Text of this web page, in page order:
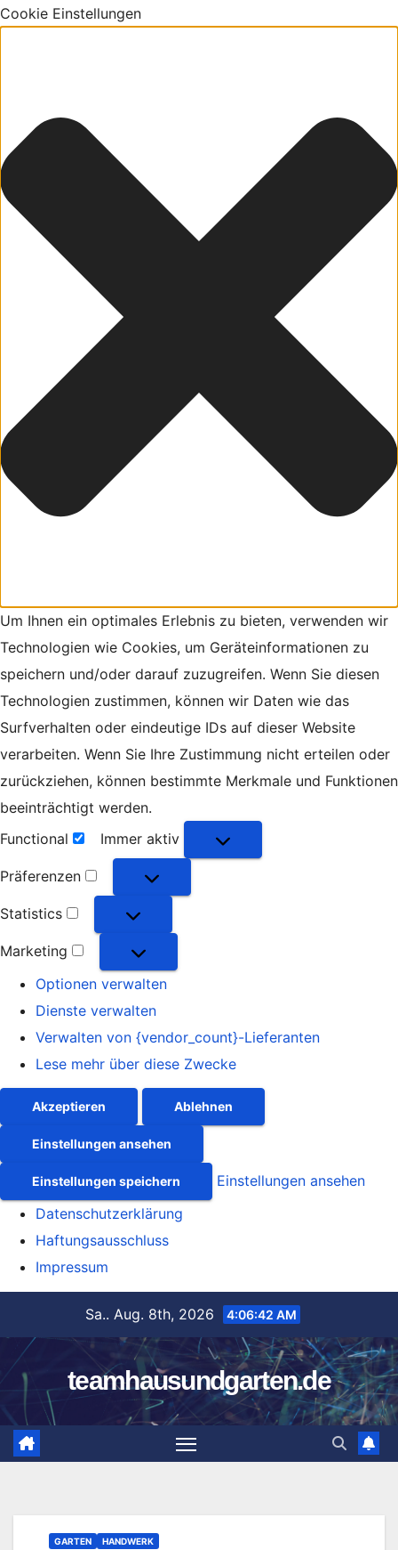
Cookie Einstellungen
Um Ihnen ein optimales Erlebnis zu bieten, verwenden wir
Technologien wie Cookies, um Geräteinformationen zu
speichern und/oder darauf zuzugreifen. Wenn Sie diesen
Technologien zustimmen, können wir Daten wie das
Surfverhalten oder eindeutige IDs auf dieser Website
verarbeiten. Wenn Sie Ihre Zustimmung nicht erteilen oder
zurückziehen, können bestimmte Merkmale und Funktionen
beeinträchtigt werden.
Functional
Functional
Immer aktiv
Präferenzen
Präferenzen
Statistics
Statistics
Marketing
Marketing
Optionen verwalten
Dienste verwalten
Verwalten von {vendor_count}-Lieferanten
Lese mehr über diese Zwecke
Akzeptieren Ablehnen
Einstellungen ansehen
Einstellungen speichern
Einstellungen ansehen
Datenschutzerklärung
Haftungsausschluss
Impressum
springen
Sa.. Aug. 8th, 2026 4:06:43 AM
teamhausundgarten.de
GARTEN HANDWERK